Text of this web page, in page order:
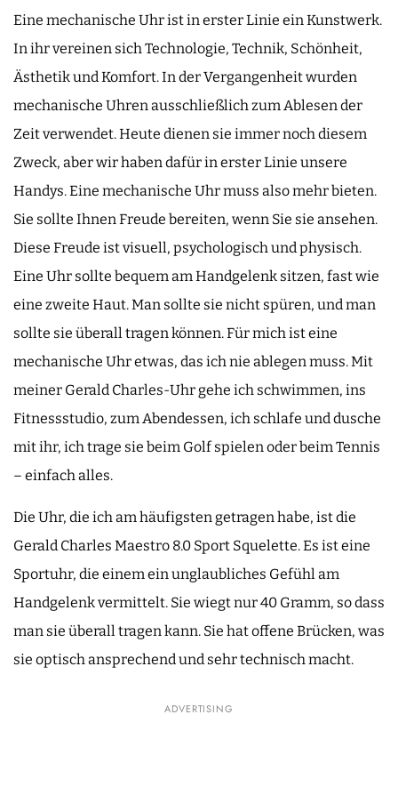
Eine mechanische Uhr ist in erster Linie ein Kunstwerk.
In ihr vereinen sich Technologie, Technik, Schönheit,
Ästhetik und Komfort. In der Vergangenheit wurden
mechanische Uhren ausschließlich zum Ablesen der
Zeit verwendet. Heute dienen sie immer noch diesem
Zweck, aber wir haben dafür in erster Linie unsere
Handys. Eine mechanische Uhr muss also mehr bieten.
Sie sollte Ihnen Freude bereiten, wenn Sie sie ansehen.
Diese Freude ist visuell, psychologisch und physisch.
Eine Uhr sollte bequem am Handgelenk sitzen, fast wie
eine zweite Haut. Man sollte sie nicht spüren, und man
sollte sie überall tragen können. Für mich ist eine
mechanische Uhr etwas, das ich nie ablegen muss. Mit
meiner Gerald Charles-Uhr gehe ich schwimmen, ins
Fitnessstudio, zum Abendessen, ich schlafe und dusche
mit ihr, ich trage sie beim Golf spielen oder beim Tennis
– einfach alles.
Die Uhr, die ich am häufigsten getragen habe, ist die
Gerald Charles Maestro 8.0 Sport Squelette. Es ist eine
Sportuhr, die einem ein unglaubliches Gefühl am
Handgelenk vermittelt. Sie wiegt nur 40 Gramm, so dass
man sie überall tragen kann. Sie hat offene Brücken, was
sie optisch ansprechend und sehr technisch macht.
ADVERTISING